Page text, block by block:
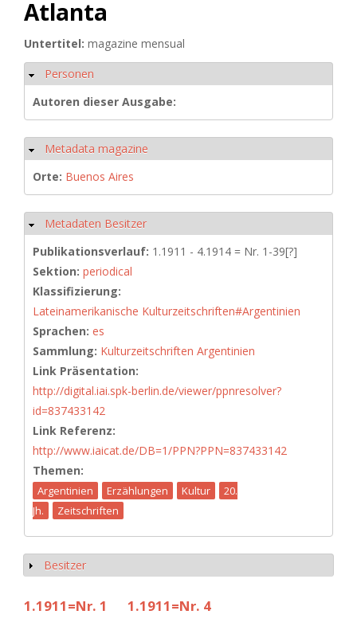
Atlanta
Untertitel: magazine mensual
Ausblenden
Personen
Autoren dieser Ausgabe:
Ausblenden
Metadata magazine
Orte: Buenos Aires
Ausblenden
Metadaten Besitzer
Publikationsverlauf: 1.1911 - 4.1914 = Nr. 1-39[?]
Sektion: periodical
Klassifizierung:
Lateinamerikanische Kulturzeitschriften#Argentinien
Sprachen: es
Sammlung: Kulturzeitschriften Argentinien
Link Präsentation:
http://digital.iai.spk-berlin.de/viewer/ppnresolver?
id=837433142
Link Referenz:
http://www.iaicat.de/DB=1/PPN?PPN=837433142
Themen:
Argentinien Erzählungen Kultur
20.
Jh.
Zeitschriften
Anzeigen
Besitzer
1.1911=Nr. 1 1.1911=Nr. 4